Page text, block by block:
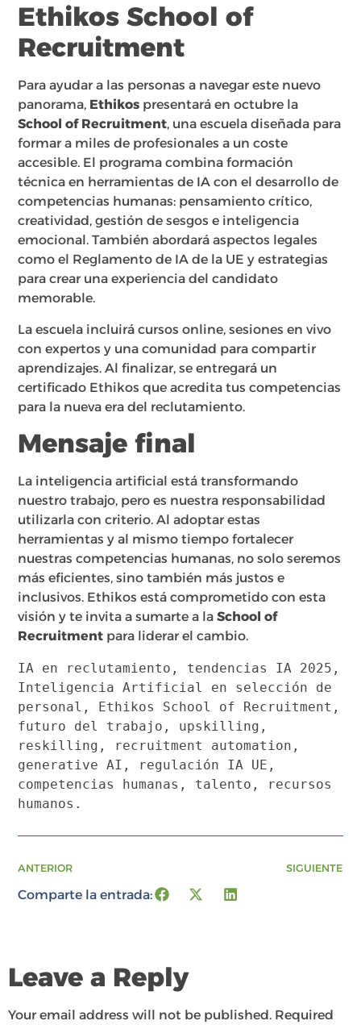
Ethikos School of
Recruitment
Para ayudar a las personas a navegar este nuevo
panorama, Ethikos presentará en octubre la
School of Recruitment, una escuela diseñada para
formar a miles de profesionales a un coste
accesible. El programa combina formación
técnica en herramientas de IA con el desarrollo de
competencias humanas: pensamiento crítico,
creatividad, gestión de sesgos e inteligencia
emocional. También abordará aspectos legales
como el Reglamento de IA de la UE y estrategias
para crear una experiencia del candidato
memorable.
La escuela incluirá cursos online, sesiones en vivo
con expertos y una comunidad para compartir
aprendizajes. Al finalizar, se entregará un
certificado Ethikos que acredita tus competencias
para la nueva era del reclutamiento.
Mensaje final
La inteligencia artificial está transformando
nuestro trabajo, pero es nuestra responsabilidad
utilizarla con criterio. Al adoptar estas
herramientas y al mismo tiempo fortalecer
nuestras competencias humanas, no solo seremos
más eficientes, sino también más justos e
inclusivos. Ethikos está comprometido con esta
visión y te invita a sumarte a laSchool of
Recruitment para liderar el cambio.
IA en reclutamiento, tendencias IA 2025 ,
Inteligencia Artificial en selección de
personal, Ethikos School of Recruitment,
futuro del
trabajo, upskilling,
reskilling, recruitment automation,
generative AI, regulación IA UE,
competencias humanas, talento, recursos
humanos.
ANTERIOR SIGUIENTE
Comparte la entrada:
Leave a Reply
Your email address will not be published. Required